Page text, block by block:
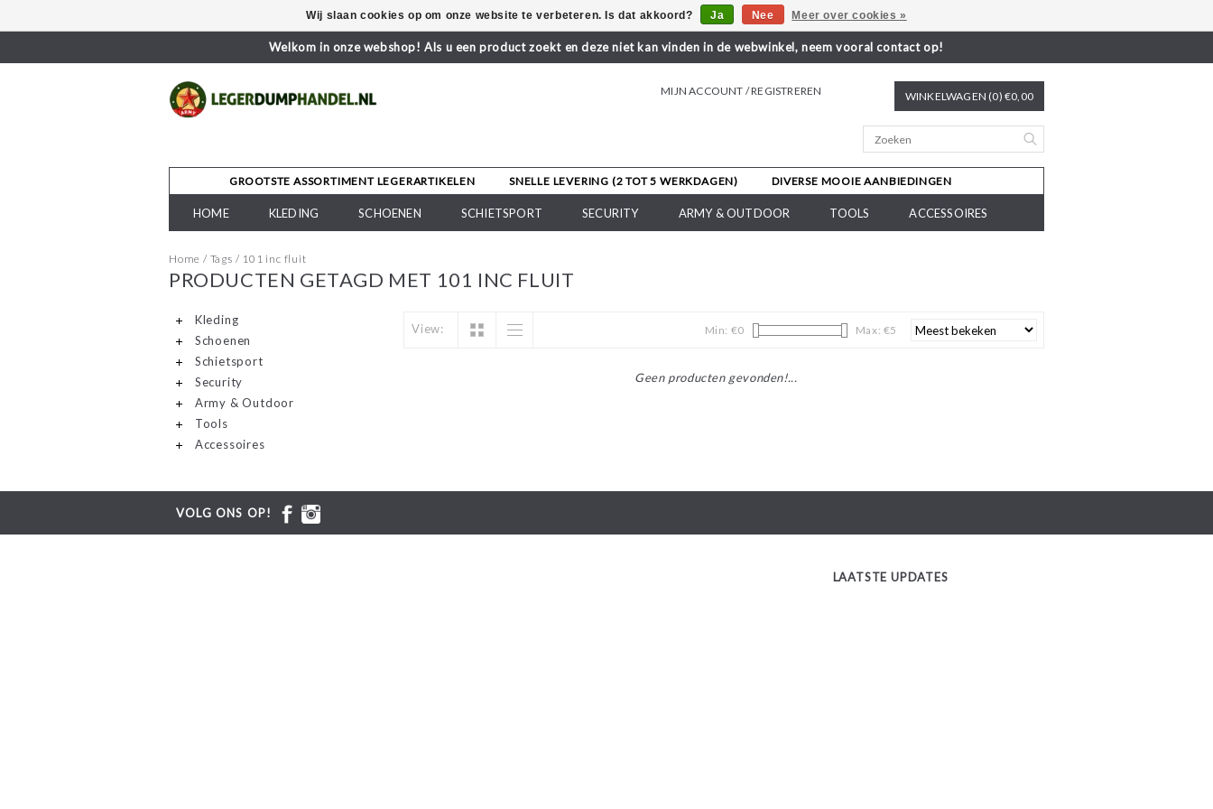
Welkom in onze webshop! Als u een product zoekt en deze niet kan vinden in de webwinkel, neem vooral contact op!
MIJN ACCOUNT / REGISTREREN WINKELWAGEN (0) €0,00
GROOTSTE ASSORTIMENT LEGERARTIKELEN SNELLE LEVERING (2 TOT 5 WERKDAGEN) DIVERSE MOOIE AANBIEDINGEN
HOME KLEDING SCHOENEN SCHIETSPORT SECURITY ARMY & OUTDOOR TOOLS ACCESSOIRES
Home / Tags / 101 inc fluit
PRODUCTEN GETAGD MET 101 INC FLUIT
Kleding
Schoenen
Schietsport
Security
Army & Outdoor
Tools
Accessoires
View: Min: €0 Max: €5
Geen producten gevonden!...
VOLG ONS OP!
LAATSTE UPDATES
Wij slaan cookies op om onze website te verbeteren. Is dat akkoord? Ja Nee Meer over cookies »